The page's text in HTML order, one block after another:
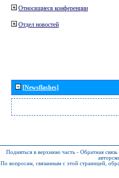
Относящиеся конференции
Отдел новостей
[Newsflashes]
Подняться в верхнюю часть - Обратная связь
По вопросам, связанным с этой страницей,